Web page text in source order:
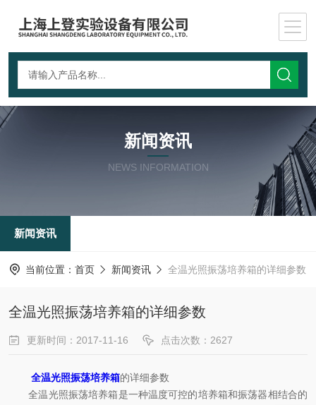
新闻资讯
NEWS INFORMATION
新闻资讯
当前位置： 首页 新闻资讯 全温光照振荡培养箱的详细参数
全温光照振荡培养箱的详细参数
更新时间：2017-11-16 点击次数：2627
全温光照振荡培养箱的详细参数
全温光照振荡培养箱是一种温度可控的培养箱和振荡器相结合的